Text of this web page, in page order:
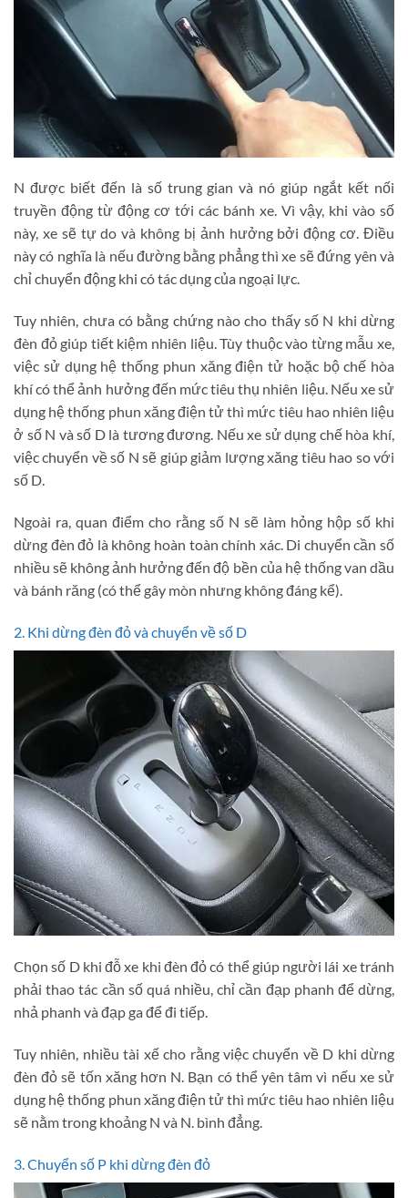
N được biết đến là số trung gian và nó giúp ngắt kết nối
truyền động từ động cơ tới các bánh xe. Vì vậy, khi vào số
này, xe sẽ tự do và không bị ảnh hưởng bởi động cơ. Điều
này có nghĩa là nếu đường bằng phẳng thì xe sẽ đứng yên và
chỉ chuyển động khi có tác dụng của ngoại lực.
Tuy nhiên, chưa có bằng chứng nào cho thấy số N khi dừng
đèn đỏ giúp tiết kiệm nhiên liệu. Tùy thuộc vào từng mẫu xe,
việc sử dụng hệ thống phun xăng điện tử hoặc bộ chế hòa
khí có thể ảnh hưởng đến mức tiêu thụ nhiên liệu. Nếu xe sử
dụng hệ thống phun xăng điện tử thì mức tiêu hao nhiên liệu
ở số N và số D là tương đương. Nếu xe sử dụng chế hòa khí,
việc chuyển về số N sẽ giúp giảm lượng xăng tiêu hao so với
số D.
Ngoài ra, quan điểm cho rằng số N sẽ làm hỏng hộp số khi
dừng đèn đỏ là không hoàn toàn chính xác. Di chuyển cần số
nhiều sẽ không ảnh hưởng đến độ bền của hệ thống van dầu
và bánh răng (có thể gây mòn nhưng không đáng kể).
2. Khi dừng đèn đỏ và chuyển về số D
Chọn số D khi đỗ xe khi đèn đỏ có thể giúp người lái xe tránh
phải thao tác cần số quá nhiều, chỉ cần đạp phanh để dừng,
nhả phanh và đạp ga để đi tiếp.
Tuy nhiên, nhiều tài xế cho rằng việc chuyển về D khi dừng
đèn đỏ sẽ tốn xăng hơn N. Bạn có thể yên tâm vì nếu xe sử
dụng hệ thống phun xăng điện tử thì mức tiêu hao nhiên liệu
sẽ nằm trong khoảng N và N. bình đẳng.
3. Chuyển số P khi dừng đèn đỏ